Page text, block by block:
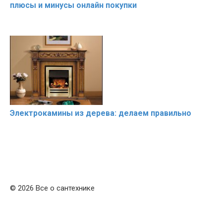
плюсы и минусы онлайн покупки
Электрокамины из дерева: делаем правильно
© 2026 Все о сантехнике